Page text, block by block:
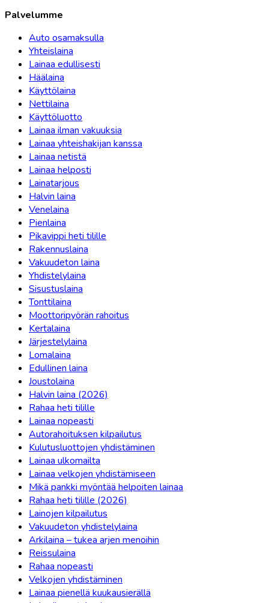
Palvelumme
Auto osamaksulla
Yhteislaina
Lainaa edullisesti
Häälaina
Käyttölaina
Nettilaina
Käyttöluotto
Lainaa ilman vakuuksia
Lainaa yhteishakijan kanssa
Lainaa netistä
Lainaa helposti
Lainatarjous
Halvin laina
Venelaina
Pienlaina
Pikavippi heti tilille
Rakennuslaina
Vakuudeton laina
Yhdistelylaina
Sisustuslaina
Tonttilaina
Moottoripyörän rahoitus
Kertalaina
Järjestelylaina
Lomalaina
Edullinen laina
Joustolaina
Halvin laina (2026)
Rahaa heti tilille
Lainaa nopeasti
Autorahoituksen kilpailutus
Kulutusluottojen yhdistäminen
Lainaa ulkomailta
Lainaa velkojen yhdistämiseen
Mikä pankki myöntää helpoiten lainaa
Rahaa heti tilille (2026)
Lainojen kilpailutus
Vakuudeton yhdistelylaina
Arkilaina – tukea arjen menoihin
Reissulaina
Rahaa nopeasti
Velkojen yhdistäminen
Lainaa pienellä kuukausierällä